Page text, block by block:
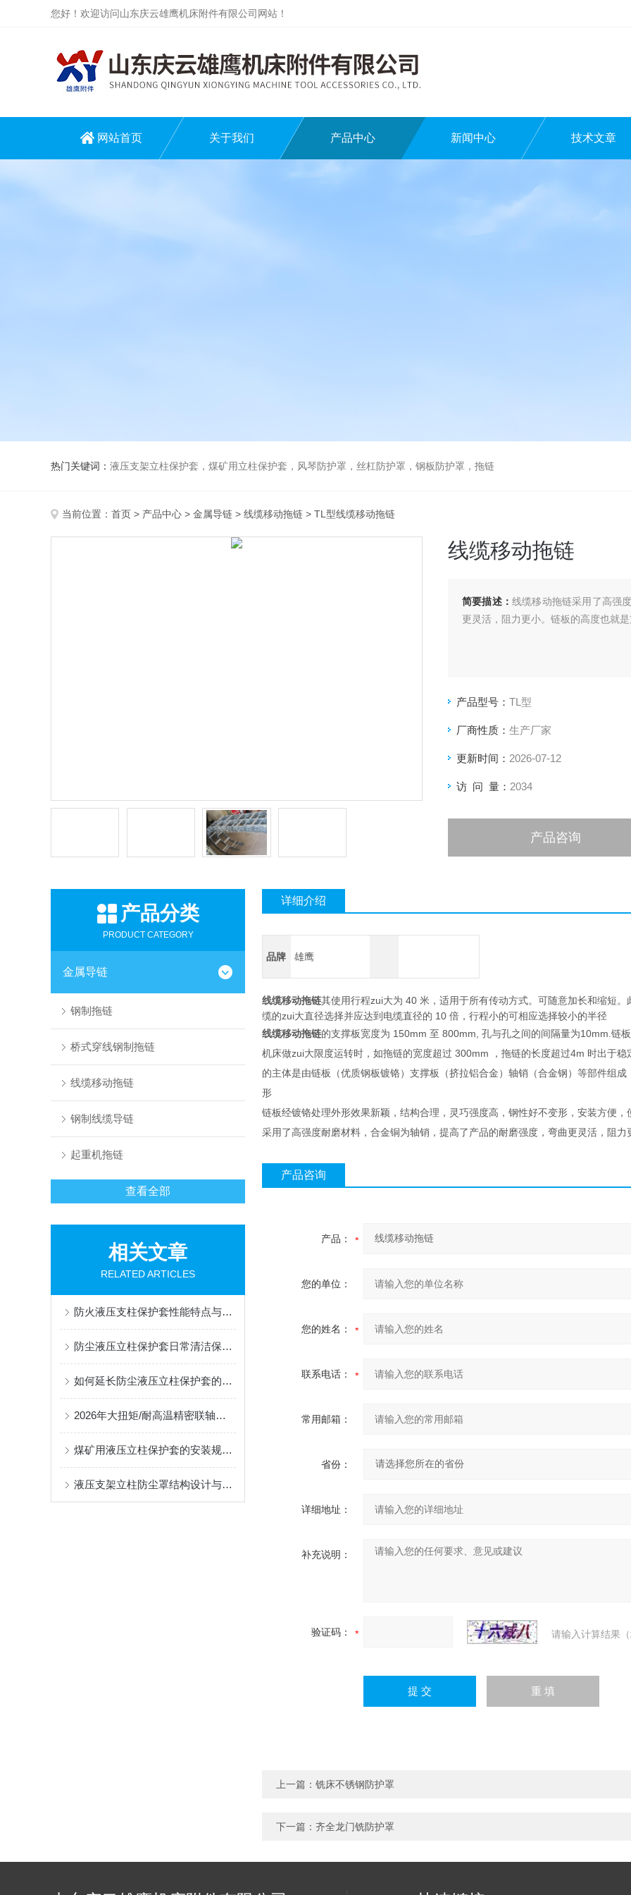
您好！欢迎访问山东庆云雄鹰机床附件有限公司网站！
网站首页 关于我们 产品中心 新闻中心 技术文章
热门关键词： 液压支架立柱保护套，煤矿用立柱保护套，风琴防护罩，丝杠防护罩，钢板防护罩，拖链
当前位置： 首页 > 产品中心 > 金属导链 > 线缆移动拖链 > TL型线缆移动拖链
线缆移动拖链
简要描述： 线缆移动拖链采用了高强
更灵活，阻力更小。链板的高度也就
产品型号： TL型
厂商性质： 生产厂家
更新时间： 2026-07-12
访 问 量： 2034
产品咨询
产品分类
PRODUCT CATEGORY
金属导链
钢制拖链
桥式穿线钢制拖链
线缆移动拖链
钢制线缆导链
起重机拖链
查看全部
相关文章
RELATED ARTICLES
防火液压支柱保护套性能特点与阻燃防护应用
防尘液压立柱保护套日常清洁保养与更换规范
如何延长防尘液压立柱保护套的使用寿命？
2026年大扭矩/耐高温精密联轴器定制找哪家？能实现精准定制的优质厂家盘点
煤矿用液压立柱保护套的安装规范与使用寿命提升方案
液压支架立柱防尘罩结构设计与密封防护原理
详细介绍
品牌 雄鹰
线缆移动拖链其使用行程zui大为 40 米，适用于所有传动方式。可随意加长和缩短
缆的zui大直径选择并应达到电缆直径的 10 倍，行程小的可相应选择较小的半径
线缆移动拖链的支撑板宽度为 150mm 至 800mm, 孔与孔之间的间隔量为10mm.链
机床做zui大限度运转时，如拖链的宽度超过 300mm ，拖链的长度超过4m 时出于
的主体是由链板（优质钢板镀铬）支撑板（挤拉铝合金）轴销（合金钢）等部件组
形
链板经镀铬处理外形效果新颖，结构合理，灵巧强度高，钢性好不变形，安装方便，
采用了高强度耐磨材料，合金铜为轴销，提高了产品的耐磨强度，弯曲更灵活，阻
产品咨询
产品：
您的单位：
您的姓名：
联系电话：
常用邮箱：
省份：
详细地址：
补充说明：
验证码： 请输入计算结果
上一篇： 铣床不锈钢防护罩
下一篇： 齐全龙门铣防护罩